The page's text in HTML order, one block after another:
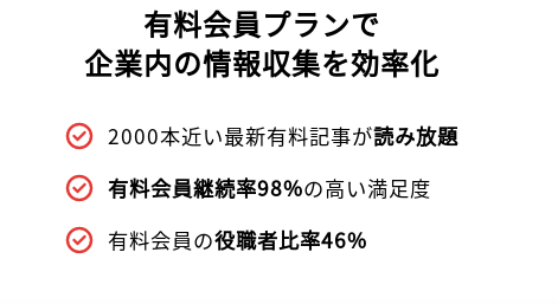
有料会員プランで
企業内の情報収集を効率化
2000本近い最新有料記事が読み放題
有料会員継続率98%の高い満足度
有料会員の役職者比率46%